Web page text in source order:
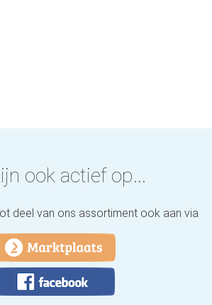
ook actief op...
deel van ons assortiment ook aan via